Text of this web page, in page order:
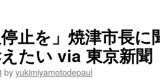
止を」焼津市長
たい via 東京新聞
byyukimiyamotodepaul